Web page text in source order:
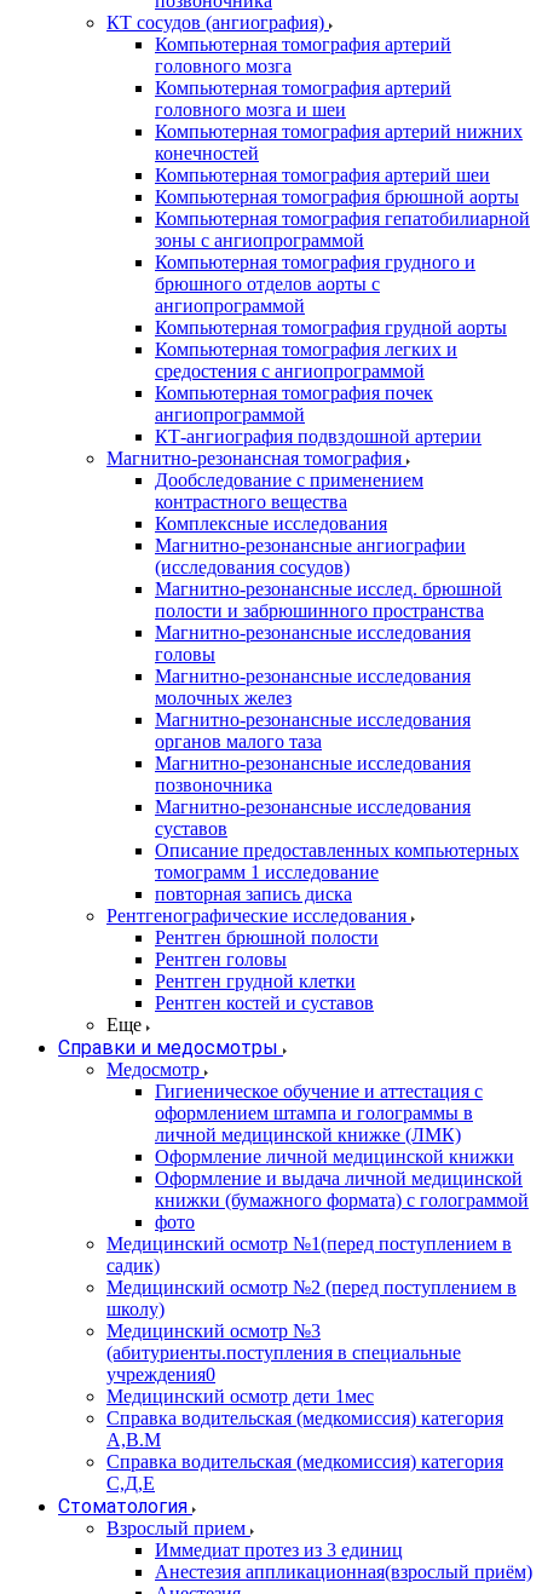
КТ сосудов (ангиография)
Компьютерная томография артерий
головного мозга
Компьютерная томография артерий
головного мозга и шеи
Компьютерная томография артерий нижних
конечностей
Компьютерная томография артерий шеи
Компьютерная томография брюшной аорты
Компьютерная томография гепатобилиарной
зоны с ангиопрограммой
Компьютерная томография грудного и
брюшного отделов аорты с
ангиопрограммой
Компьютерная томография грудной аорты
Компьютерная томография легких и
средостения с ангиопрограммой
Компьютерная томография почек
ангиопрограммой
КТ-ангиография подвздошной артерии
Магнитно-резонансная томография
Дообследование с применением
контрастного вещества
Комплексные исследования
Магнитно-резонансные ангиографии
(исследования сосудов)
Магнитно-резонансные исслед. брюшной
полости и забрюшинного пространства
Магнитно-резонансные исследования
головы
Магнитно-резонансные исследования
молочных желез
Магнитно-резонансные исследования
органов малого таза
Магнитно-резонансные исследования
позвоночника
Магнитно-резонансные исследования
суставов
Описание предоставленных компьютерных
томограмм 1 исследование
повторная запись диска
Рентгенографические исследования
Рентген брюшной полости
Рентген головы
Рентген грудной клетки
Рентген костей и суставов
Еще
Справки и медосмотры
Медосмотр
Гигиеническое обучение и аттестация с
оформлением штампа и голограммы в
личной медицинской книжке (ЛМК)
Оформление личной медицинской книжки
Оформление и выдача личной медицинской
книжки (бумажного формата) с голограммой
фото
Медицинский осмотр №1(перед поступлением в
садик)
Медицинский осмотр №2 (перед поступлением в
школу)
Медицинский осмотр №3
(абитуриенты.поступления в специальные
учреждения0
Медицинский осмотр дети 1мес
Справка водительская (медкомиссия) категория
А,В.М
Справка водительская (медкомиссия) категория
С,Д,Е
Стоматология
Взрослый прием
Иммедиат протез из 3 единиц
Анестезия аппликационная(взрослый приём)